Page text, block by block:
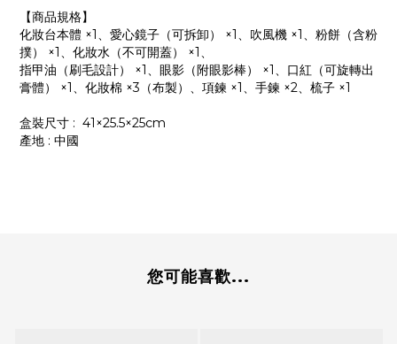
【商品規格】
化妝台本體 ×1、愛心鏡子（可拆卸） ×1、吹風機 ×1、粉餅（含粉
撲） ×1、化妝水（不可開蓋） ×1、
指甲油（刷毛設計） ×1、眼影（附眼影棒） ×1、口紅（可旋轉出
膏體） ×1、化妝棉 ×3（布製）、項鍊 ×1、手鍊 ×2、梳子 ×1
盒裝尺寸 : 41×25.5×25cm
產地 : 中國
您可能喜歡...